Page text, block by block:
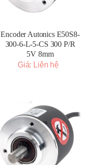
Encoder Autonics E50S8-
300-6-L-5-CS 300 P/R
5V 8mm
Giá: Liên hệ